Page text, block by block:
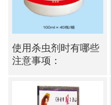
使用杀虫剂时有哪些
注意事项：